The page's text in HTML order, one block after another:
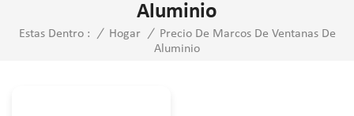
Aluminio
Estas Dentro : / Hogar /
Precio De Marcos De Ventanas De
Aluminio